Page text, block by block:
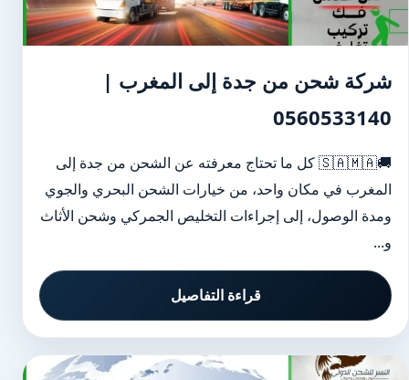
شركة شحن من جدة إلى المغرب |
0560533140
🚚🇸🇦🇲🇦 كل ما تحتاج معرفته عن الشحن من جدة إلى
المغرب في مكان واحد، من خيارات الشحن البحري والجوي
ومدة الوصول، إلى إجراءات التخليص الجمركي وشحن الأثاث
و...
قراءة التفاصيل